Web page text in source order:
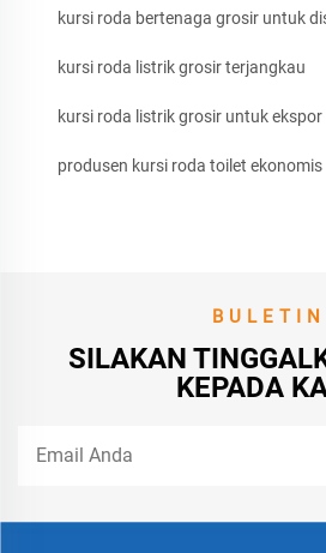
kursi roda bertenaga grosir untuk
kursi roda listrik grosir terjangkau
kursi roda listrik grosir untuk ekspor
produsen kursi roda toilet ekonomis
BULETIN
SILAKAN
KEPADA